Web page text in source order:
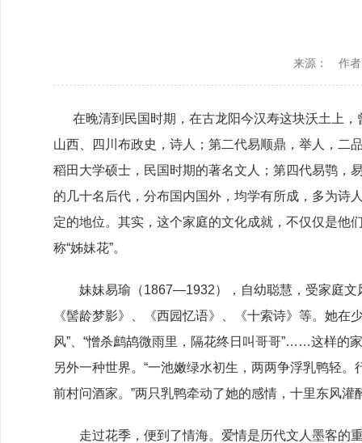
政协章程
来源： 作
在晚清到民国时期，在古龙阳今汉寿这块沃土上，
山西、四川布政史，诗人；第二代易顺鼎，举人，二
稻田大学硕士，民国时期的著名文人；第四代易鹗，
的几十名后代，分布国内国外，均学有所成，多为诗
定的地位。其实，这个家庭的文化成就，不仅仅是
称“姊妹花”。
妹妹易瑜（1867—1932），自幼聪慧，受家庭文
《髻龄梦影》、《西园忆语》、《十索诗》等。她在
风”、“憎杀鹧鸪微雨里，隔花终日叫哥哥”……这样的
另外一种世界。“一池嫩绿水初生，两两争浮乳鸭轻
前村问酒家。”两只乳鸭牵动了她的感情，十里东风
走过花季，便到了情海。爱情是历代文人墨客的重